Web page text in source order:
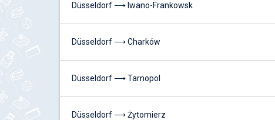
Düsseldorf ⟶ Iwano-Frankowsk
Düsseldorf ⟶ Charków
Düsseldorf ⟶ Tarnopol
Düsseldorf ⟶ Żytomierz